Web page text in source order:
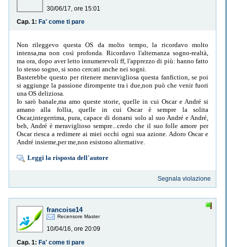
30/06/17, ore 15:01
Cap. 1: Fa' come ti pare
Non rileggevo questa OS da molto tempo, la ricordavo molto
intensa,ma non così profonda. Ricordavo l'alternanza sogno-realtà,
ma ora, dopo aver letto innumerevoli ff, l'apprezzo di più: hanno fatto
lo stesso sogno, si sono cercati anche nei sogni.
Basterebbe questo per ritenere meravigliosa questa fanfiction, se poi
si aggiunge la passione dirompente tra i due,non può che venir fuori
una OS deliziosa.
Io sarò banale,ma amo queste storie, quelle in cui Oscar e André si
amano alla follia, quelle in cui Oscar è sempre la solita
Oscar,integerrima, pura, capace di donarsi solo al suo André e André,
beh, André è meraviglioso sempre...credo che il suo folle amore per
Oscar riesca a redimere ai miei occhi ogni sua azione. Adoro Oscar e
André insieme,per me,non esistono alternative.
Leggi la risposta dell'autore
Segnala violazione
francoise14
Recensore Master
10/04/16, ore 20:09
Cap. 1: Fa' come ti pare